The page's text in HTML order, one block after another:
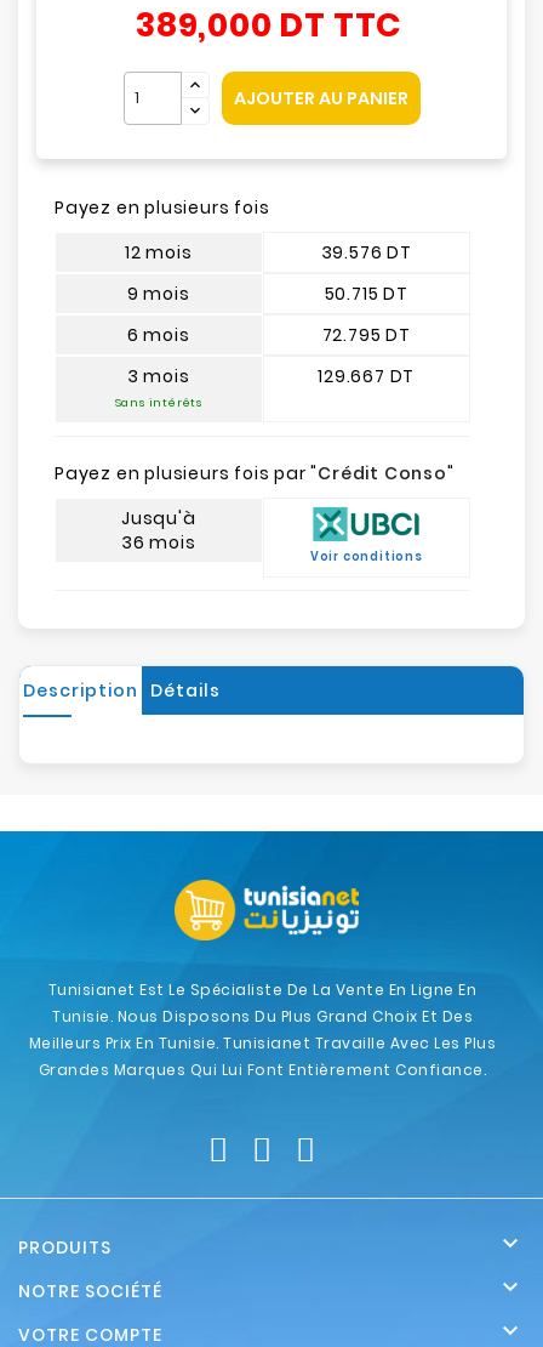
389,000 DT TTC
AJOUTER AU PANIER
Payez en plusieurs fois
12 mois
9 mois
6 mois
3 mois
Sans intérêts
39.576 DT
50.715 DT
72.795 DT
129.667 DT
Payez en plusieurs fois par "Crédit Conso"
Jusqu'à
36 mois
Voir conditions
Description Détails
Tunisianet Est Le Spécialiste De La Vente En Ligne En
Tunisie. Nous Disposons Du Plus Grand Choix Et Des
Meilleurs Prix En Tunisie. Tunisianet Travaille Avec Les Plus
Grandes Marques Qui Lui Font Entièrement Confiance.
PRODUITS 
NOTRE SOCIÉTÉ 
VOTRE COMPTE 